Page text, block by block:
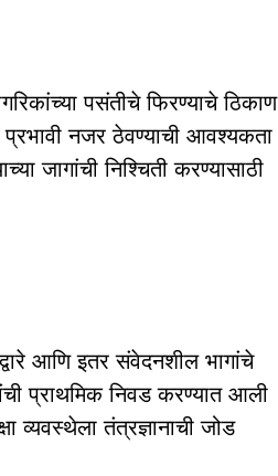
पसंतीचे फिरण्याचे ठिकाण
नजर ठेवण्याची आवश्यकता
जागांची निश्चिती करण्यासाठी
आणि इतर संवेदनशील भागांचे
प्राथमिक निवड करण्यात आली
व्यवस्थेला तंत्रज्ञानाची जोड